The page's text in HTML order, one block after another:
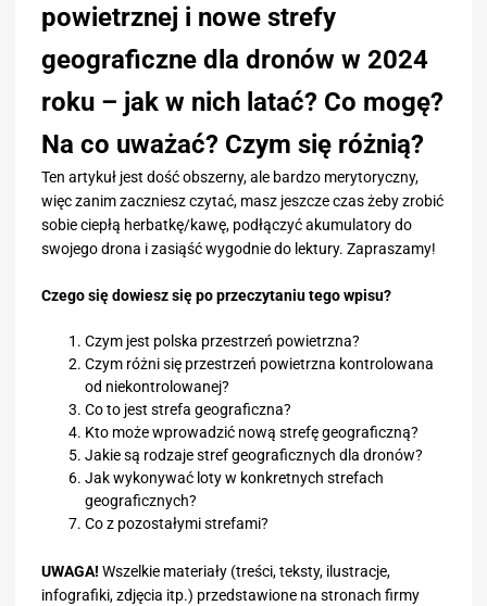
powietrznej i nowe strefy
geograficzne dla dronów w 2024
roku – jak w nich latać? Co mogę?
Na co uważać? Czym się różnią?
Ten artykuł jest dość obszerny, ale bardzo merytoryczny,
więc zanim zaczniesz czytać, masz jeszcze czas żeby zrobić
sobie ciepłą herbatkę/kawę, podłączyć akumulatory do
swojego drona i zasiąść wygodnie do lektury. Zapraszamy!
Czego się dowiesz się po przeczytaniu tego wpisu?
Czym jest polska przestrzeń powietrzna?
Czym różni się przestrzeń powietrzna kontrolowana
od niekontrolowanej?
Co to jest strefa geograficzna?
Kto może wprowadzić nową strefę geograficzną?
Jakie są rodzaje stref geograficznych dla dronów?
Jak wykonywać loty w konkretnych strefach
geograficznych?
Co z pozostałymi strefami?
UWAGA! Wszelkie materiały (treści, teksty, ilustracje,
infografiki, zdjęcia itp.) przedstawione na stronach firmy